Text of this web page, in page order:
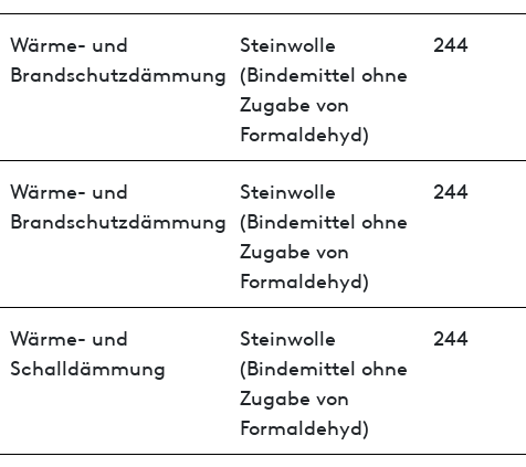
Wärme- und
Brandschutzdämmung
Steinwolle
(Bindemittel ohne
Zugabe von
Formaldehyd)
244
Wärme- und
Brandschutzdämmung
Steinwolle
(Bindemittel ohne
Zugabe von
Formaldehyd)
244
Wärme- und
Schalldämmung
Steinwolle
(Bindemittel ohne
Zugabe von
Formaldehyd)
244